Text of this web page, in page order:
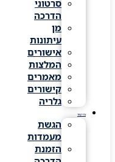
סרטוני
הדרכה
מן
עיתונות
אישורים
המלצות
מאמרים
קישורים
גלריה
הגשת
מעמדות
הזמנת